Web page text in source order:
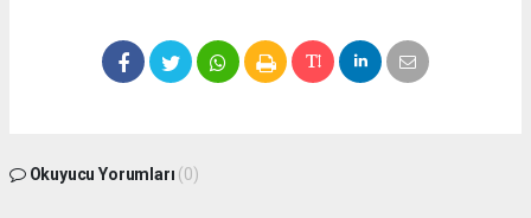
Okuyucu Yorumları (0)